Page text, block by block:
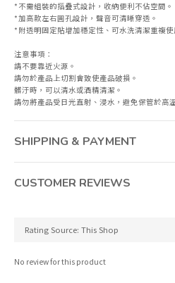
*不需組裝的摺疊式設計，收納便利不佔空間。
*加高款左右圓孔設計，聲音可清晰穿透。
*附透明固定貼增加穩定性、可水洗清潔重複使
注意事項：
請不要靠近火源。
請勿於產品上切割會致使產品破損。
髒汙時，可以清水或酒精清潔。
請勿將產品受日光直射、浸水，避免保管於高
SHIPPING & PAYMENT
CUSTOMER REVIEWS
No review for this product